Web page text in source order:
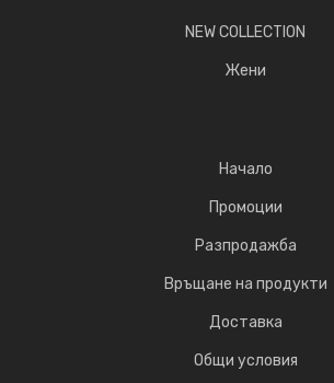
NEW COLLECTION
Жени
Начало
Промоции
Разпродажба
Връщане на продукти
Доставка
Общи условия